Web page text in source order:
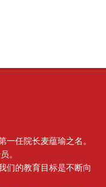
一任院长麦蕴瑜之名。
。
们的教育目标是不断向